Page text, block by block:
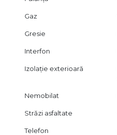
spre reusita.
Gaz
Gresie
Interfon
Izolație exterioară
Nemobilat
Străzi asfaltate
Telefon